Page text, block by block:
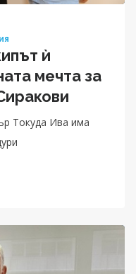
ѝ
мечта за
Токуда Ива има